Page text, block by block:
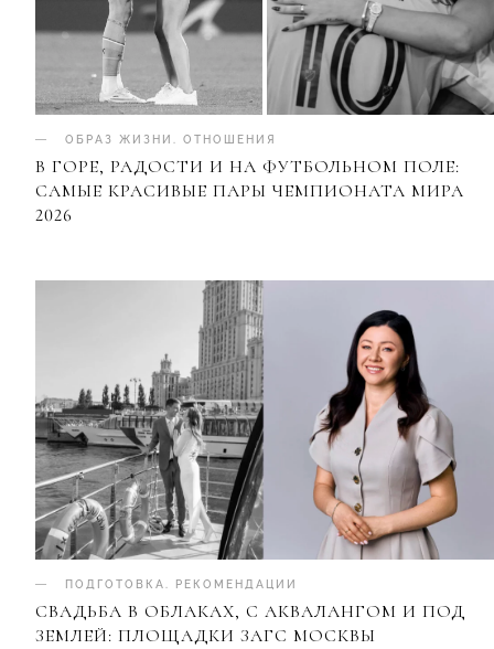
ОБРАЗ ЖИЗНИ ОТНОШЕНИЯ
В ГОРЕ, РАДОСТИ И НА ФУТБОЛЬНОМ ПОЛЕ:
САМЫЕ КРАСИВЫЕ ПАРЫ ЧЕМПИОНАТА МИРА
2026
ПОДГОТОВКА РЕКОМЕНДАЦИИ
СВАДЬБА В ОБЛАКАХ, С АКВАЛАНГОМ И ПОД
ЗЕМЛЕЙ: ПЛОЩАДКИ ЗАГС МОСКВЫ